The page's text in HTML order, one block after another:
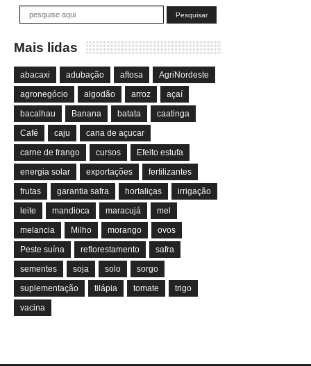
Mais lidas
abacaxi adubação aftosa
AgriNordeste
agronegócio
algodão arroz
açaí
bacalhau
Banana batata
caatinga
Café
caju
cana de açucar
carne de frango
cursos
Efeito estufa
energia solar
exportações
fertilizantes
frutas
garantia safra hortaliças
irrigação
leite
mandioca maracujá
mel
melancia
Milho morango
ovos
Peste suína
reflorestamento
safra
sementes
soja solo
sorgo
suplementação
tilápia tomate
trigo
vacina